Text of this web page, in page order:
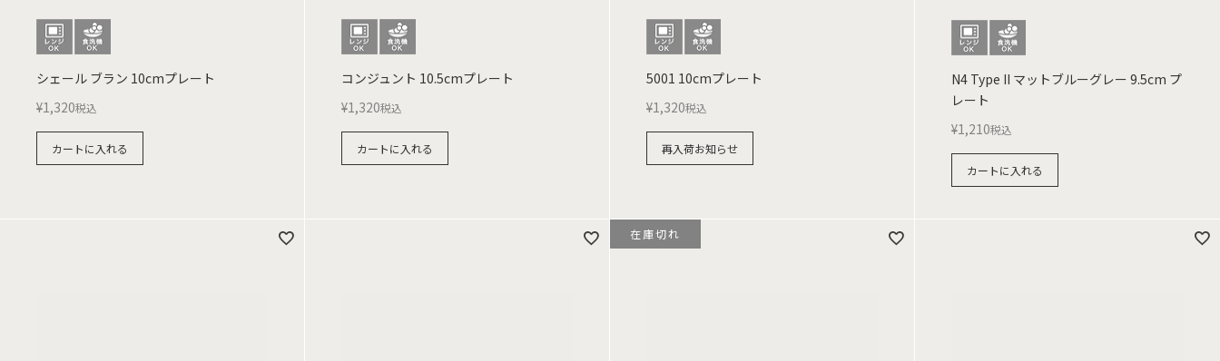
シェール ブラン 10cmプレート
¥1,320税込
カートに入れる
コンジュント 10.5cmプレート
¥1,320税込
カートに入れる
5001 10cmプレート
¥1,320税込
再入荷お知らせ
N4 Type II マットブルーグレー 9.5cm プ
レート
¥1,210税込
カートに入れる
在庫切れ